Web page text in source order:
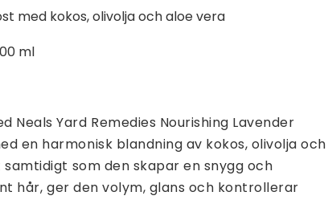
med kokos, olivolja och aloe vera
ml
Yard Remedies Nourishing Lavender
en harmonisk blandning av kokos, olivolja och
som den skapar en snygg och
hår, ger den volym, glans och kontrollerar